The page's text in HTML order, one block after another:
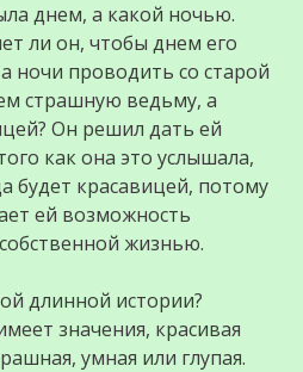
днем, а какой ночью.
ли он, чтобы днем его
ночи проводить со старой
страшную ведьму, а
Он решил дать ей
как она это услышала,
будет красавицей, потому
ей возможность
жизнью.
длинной истории?
значения, красивая
умная или глупая.